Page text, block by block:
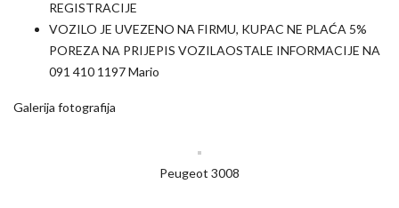
REGISTRACIJE
VOZILO JE UVEZENO NA FIRMU, KUPAC NE PLAĆA 5%
POREZA NA PRIJEPIS VOZILAOSTALE INFORMACIJE NA
091 410 1197 Mario
Galerija fotografija
Peugeot 3008